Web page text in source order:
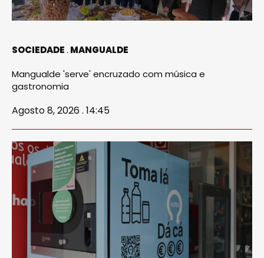
SOCIEDADE MANGUALDE
Mangualde 'serve' encruzado com música e
gastronomia
Agosto 8, 2026 . 14:45